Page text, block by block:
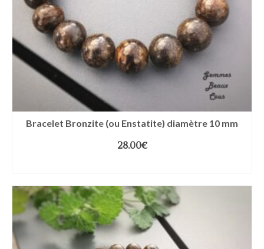
Bracelet Bronzite (ou Enstatite) diamètre 10 mm
28.00€